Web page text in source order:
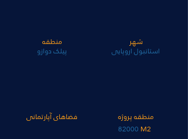
منطقه
پیلک دوازو
شهر
استانبول اروپایی
فضاهای آپارتمانی
منطقه پروژه
82000 M2